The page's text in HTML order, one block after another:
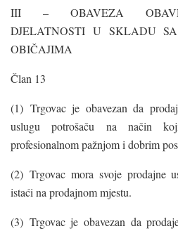
III – OBAVEZA
DJELATNOSTI U SKLADU
OBIČAJIMA
Član 13
(1) Trgovac je obavezan da
uslugu potrošaču na način
profesionalnom pažnjom i dobrim
(2) Trgovac mora svoje prodajne
istaći na prodajnom mjestu.
(3) Trgovac je obavezan da